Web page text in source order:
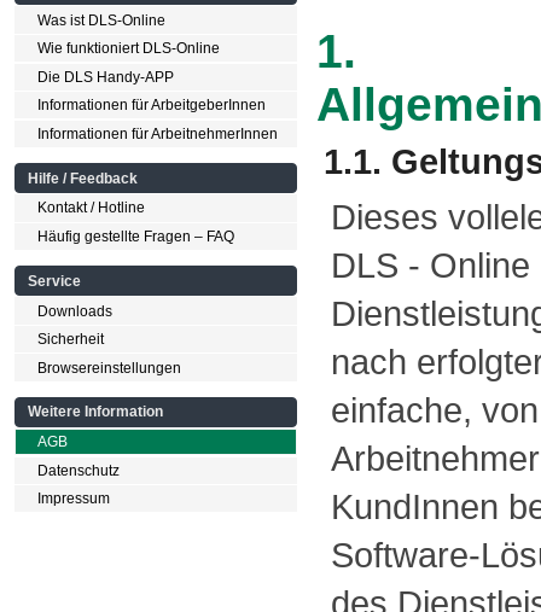
Was ist DLS-Online
Wie funktioniert DLS-Online
Die DLS Handy-APP
Informationen für ArbeitgeberInnen
Informationen für ArbeitnehmerInnen
Hilfe / Feedback
Kontakt / Hotline
Häufig gestellte Fragen – FAQ
Service
Downloads
Sicherheit
Browsereinstellungen
Weitere Information
AGB
Datenschutz
Impressum
1.
1.1.
Dieses
DLS -
nach
einfache,
KundInnen
Software-
des